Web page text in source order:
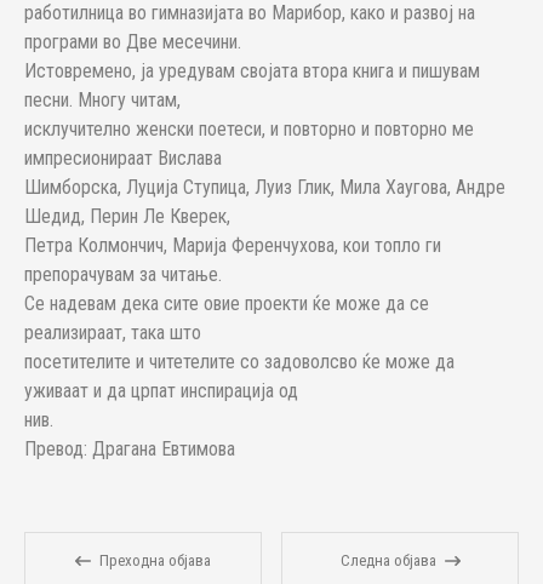
работилница во гимназијата во Марибор, како и развој на
програми во Две месечини.
Истовремено, ја уредувам својата втора книга и пишувам
песни. Многу читам,
исклучително женски поетеси, и повторно и повторно ме
импресионираат Вислава
Шимборска, Луција Ступица, Луиз Глик, Мила Хаугова, Андре
Шедид, Перин Ле Кверек,
Петра Колмончич, Марија Ференчухова, кои топло ги
препорачувам за читање.
Се надевам дека сите овие проекти ќе може да се
реализираат, така што
посетителите и читетелите со задоволсво ќе може да
уживаат и да црпат инспирација од
нив.
Превод: Драгана Евтимова
Преходна објава Следна објава